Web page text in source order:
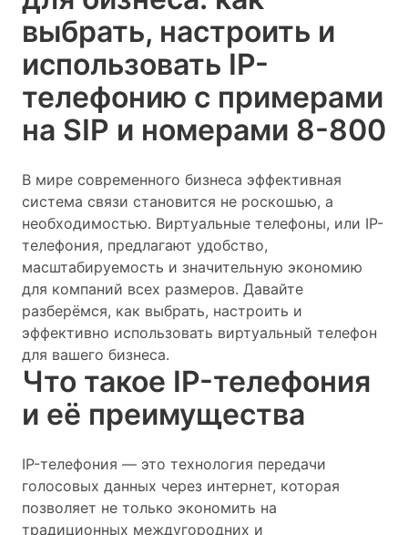
выбрать, настроить и
использовать IP-
телефонию с примерами
на SIP и номерами 8-800
В мире современного бизнеса эффективная
система связи становится не роскошью, а
необходимостью. Виртуальные телефоны, или IP-
телефония, предлагают удобство,
масштабируемость и значительную экономию
для компаний всех размеров. Давайте
разберёмся, как выбрать, настроить и
эффективно использовать виртуальный телефон
для вашего бизнеса.
Что такое IP-телефония
и её преимущества
IP-телефония — это технология передачи
голосовых данных через интернет, которая
позволяет не только экономить на
традиционных междугородних и